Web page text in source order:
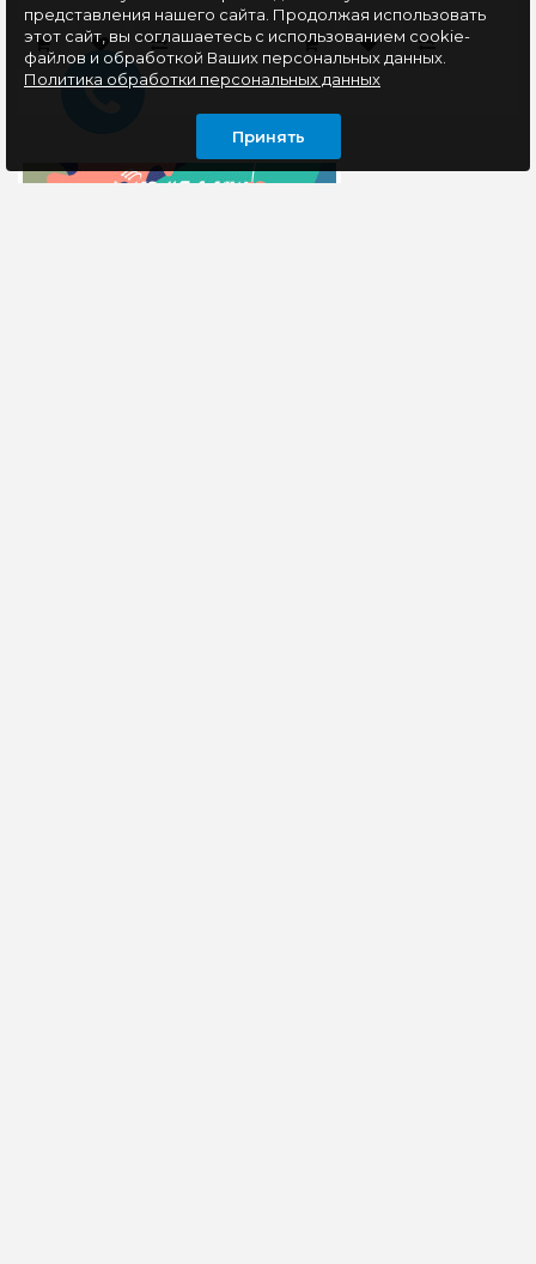
представления нашего сайта. Продолжая использовать
этот сайт, вы соглашаетесь с использованием cookie-
файлов и обработкой Ваших персональных данных.
Политика обработки персональных данных
Принять